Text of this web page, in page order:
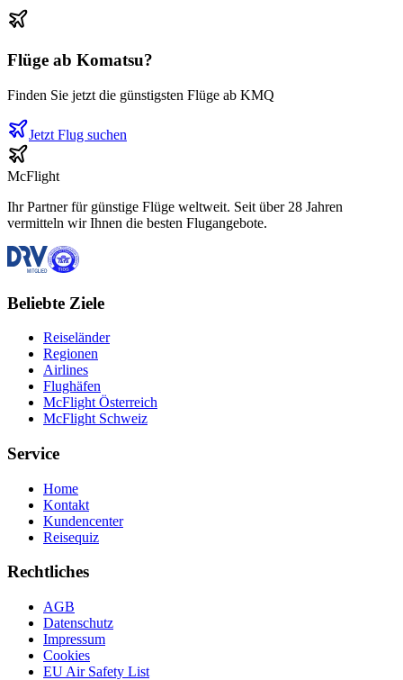
Flüge ab Komatsu?
Finden Sie jetzt die günstigsten Flüge ab KMQ
Jetzt Flug suchen
McFlight
Ihr Partner für günstige Flüge weltweit. Seit über 28 Jahren
vermitteln wir Ihnen die besten Flugangebote.
Beliebte Ziele
Reiseländer
Regionen
Airlines
Flughäfen
McFlight Österreich
McFlight Schweiz
Service
Home
Kontakt
Kundencenter
Reisequiz
Rechtliches
AGB
Datenschutz
Impressum
Cookies
EU Air Safety List